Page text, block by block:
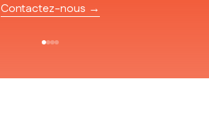
Contactez-nous →